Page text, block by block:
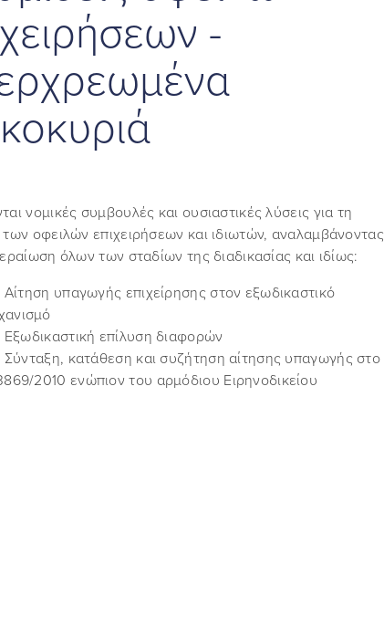
-
νομικές συμβουλές και ουσιαστικές λύσεις για τη
οφειλών επιχειρήσεων και ιδιωτών, αναλαμβάνοντας
όλων των σταδίων της διαδικασίας και ιδίως:
υπαγωγής επιχείρησης στον εξωδικαστικό
επίλυση διαφορών
κατάθεση και συζήτηση αίτησης υπαγωγής στο
2010 ενώπιον του αρμόδιου Ειρηνοδικείου